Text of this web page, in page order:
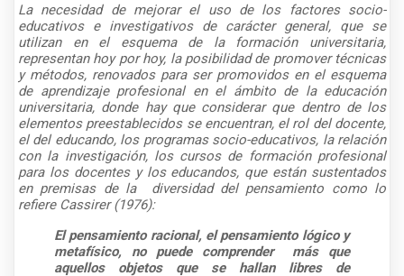
La necesidad de mejorar el uso de los factores socio-
educativos e investigativos de carácter general, que se
utilizan en el esquema de la formación universitaria,
representan hoy por hoy, la posibilidad de promover técnicas
y métodos, renovados para ser promovidos en el esquema
de aprendizaje profesional en el ámbito de la educación
universitaria, donde hay que considerar que dentro de los
elementos preestablecidos se encuentran, el rol del docente,
el del educando, los programas socio-educativos, la relación
con la investigación, los cursos de formación profesional
para los docentes y los educandos, que están sustentados
en premisas de la diversidad del pensamiento como lo
refiere Cassirer (1976):
El pensamiento racional, el pensamiento lógico y
metafísico, no puede comprender más que
aquellos objetos que se hallan libres de